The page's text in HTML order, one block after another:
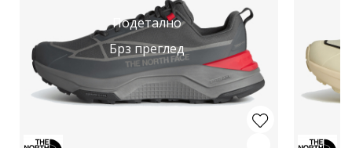
Подетално
Брз преглед